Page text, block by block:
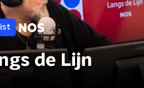
de Lijn